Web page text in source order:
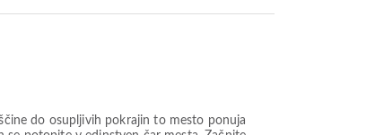
do osupljivih pokrajin to mesto ponuja